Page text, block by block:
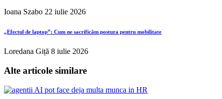
Ioana Szabo 22 iulie 2026
„Efectul de laptop”: Cum ne sacrificăm postura pentru mobilitate
Loredana Giță 8 iulie 2026
Alte articole similare